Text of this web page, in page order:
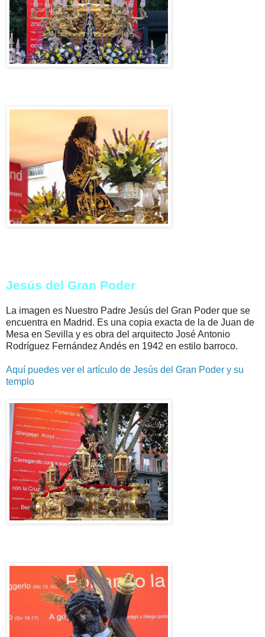
Jesús del Gran Poder
La imagen es Nuestro Padre Jesús del Gran Poder que se
encuentra en Madrid. Es una copia exacta de la de Juan de
Mesa en Sevilla y es obra del arquitecto José Antonio
Rodríguez Fernández Andés en 1942 en estilo barroco.
Aquí puedes ver el artículo de Jesús del Gran Poder y su
templo